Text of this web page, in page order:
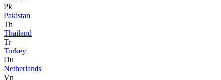
Pk
Pakistan
Th
Thailand
Tr
Turkey
Du
Netherlands
Vn